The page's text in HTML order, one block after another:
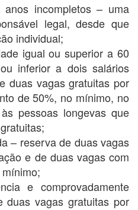
incompletos – uma
legal, desde que
individual;
igual ou superior a 60
inferior a dois salários
duas vagas gratuitas por
de 50%, no mínimo, no
pessoas longevas que
– reserva de duas vagas
e de duas vagas com
e comprovadamente
duas vagas gratuitas por